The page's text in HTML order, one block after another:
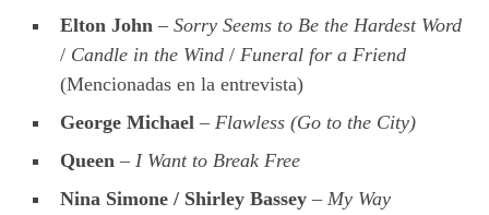
Elton John – Sorry Seems to Be the Hardest Word
/ Candle in the Wind / Funeral for a Friend
(Mencionadas en la entrevista)
George Michael – Flawless (Go to the City)
Queen – I Want to Break Free
Nina Simone / Shirley Bassey – My Way